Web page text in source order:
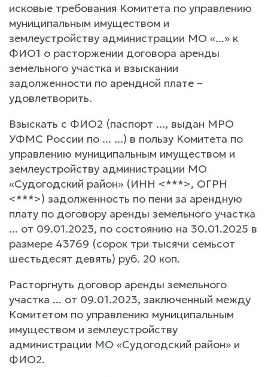
исковые требования Комитета по управлению
муниципальным имуществом и
землеустройству администрации МО «...» к
ФИО1 о расторжении договора аренды
земельного участка и взыскании
задолженности по арендной плате –
удовлетворить.
Взыскать с ФИО2 (паспорт ..., выдан МРО
УФМС России по ... ...) в пользу Комитета по
управлению муниципальным имуществом и
землеустройству администрации МО
«Судогодский район» (ИНН <***>, ОГРН
<***>) задолженность по пени за арендную
плату по договору аренды земельного участка
... от 09.01.2023, по состоянию на 30.01.2025 в
размере 43769 (сорок три тысячи семьсот
шестьдесят девять) руб. 20 коп.
Расторгнуть договор аренды земельного
участка ... от 09.01.2023, заключенный между
Комитетом по управлению муниципальным
имуществом и землеустройству
администрации МО «Судогодский район» и
ФИО2.